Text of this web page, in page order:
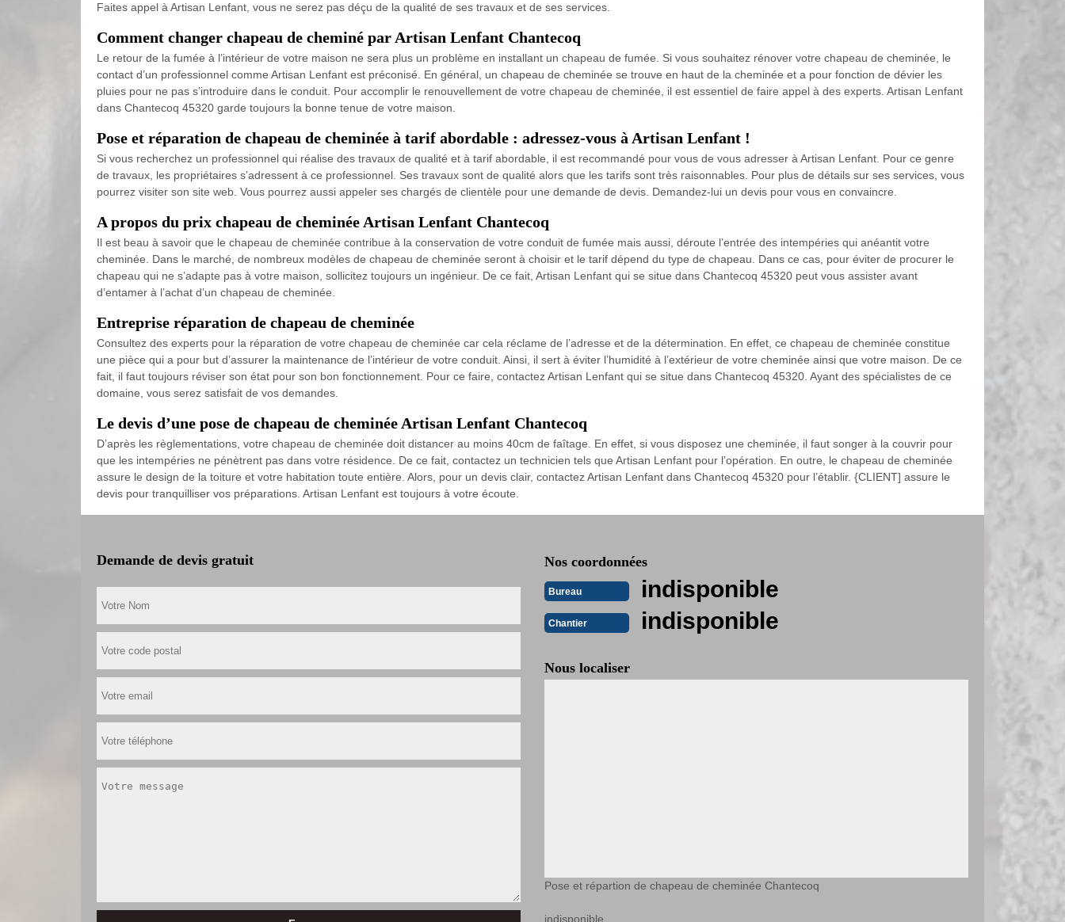
Faites appel à Artisan Lenfant, vous ne serez pas déçu de la qualité de ses travaux et de ses services.
Comment changer chapeau de cheminé par Artisan Lenfant Chantecoq
Le retour de la fumée à l’intérieur de votre maison ne sera plus un problème en installant un chapeau de fumée. Si vous souhaitez rénover votre chapeau de cheminée, le
contact d’un professionnel comme Artisan Lenfant est préconisé. En général, un chapeau de cheminée se trouve en haut de la cheminée et a pour fonction de dévier les
pluies pour ne pas s’introduire dans le conduit. Pour accomplir le renouvellement de votre chapeau de cheminée, il est essentiel de faire appel à des experts. Artisan Lenfant
dans Chantecoq 45320 garde toujours la bonne tenue de votre maison.
Pose et réparation de chapeau de cheminée à tarif abordable : adressez-vous à Artisan Lenfant !
Si vous recherchez un professionnel qui réalise des travaux de qualité et à tarif abordable, il est recommandé pour vous de vous adresser à Artisan Lenfant. Pour ce genre
de travaux, les propriétaires s’adressent à ce professionnel. Ses travaux sont de qualité alors que les tarifs sont très raisonnables. Pour plus de détails sur ses services, vous
pourrez visiter son site web. Vous pourrez aussi appeler ses chargés de clientèle pour une demande de devis. Demandez-lui un devis pour vous en convaincre.
A propos du prix chapeau de cheminée Artisan Lenfant Chantecoq
Il est beau à savoir que le chapeau de cheminée contribue à la conservation de votre conduit de fumée mais aussi, déroute l’entrée des intempéries qui anéantit votre
cheminée. Dans le marché, de nombreux modèles de chapeau de cheminée seront à choisir et le tarif dépend du type de chapeau. Dans ce cas, pour éviter de procurer le
chapeau qui ne s’adapte pas à votre maison, sollicitez toujours un ingénieur. De ce fait, Artisan Lenfant qui se situe dans Chantecoq 45320 peut vous assister avant
d’entamer à l’achat d’un chapeau de cheminée.
Entreprise réparation de chapeau de cheminée
Consultez des experts pour la réparation de votre chapeau de cheminée car cela réclame de l’adresse et de la détermination. En effet, ce chapeau de cheminée constitue
une pièce qui a pour but d’assurer la maintenance de l’intérieur de votre conduit. Ainsi, il sert à éviter l’humidité à l’extérieur de votre cheminée ainsi que votre maison. De ce
fait, il faut toujours réviser son état pour son bon fonctionnement. Pour ce faire, contactez Artisan Lenfant qui se situe dans Chantecoq 45320. Ayant des spécialistes de ce
domaine, vous serez satisfait de vos demandes.
Le devis d’une pose de chapeau de cheminée Artisan Lenfant Chantecoq
D’après les règlementations, votre chapeau de cheminée doit distancer au moins 40cm de faîtage. En effet, si vous disposez une cheminée, il faut songer à la couvrir pour
que les intempéries ne pénètrent pas dans votre résidence. De ce fait, contactez un technicien tels que Artisan Lenfant pour l’opération. En outre, le chapeau de cheminée
assure le design de la toiture et votre habitation toute entière. Alors, pour un devis clair, contactez Artisan Lenfant dans Chantecoq 45320 pour l’établir. {CLIENT] assure le
devis pour tranquilliser vos préparations. Artisan Lenfant est toujours à votre écoute.
Demande de devis gratuit Nos coordonnées
Bureau indisponible
Chantier indisponible
Nous localiser
Pose et répartion de chapeau de cheminée Chantecoq
indisponible